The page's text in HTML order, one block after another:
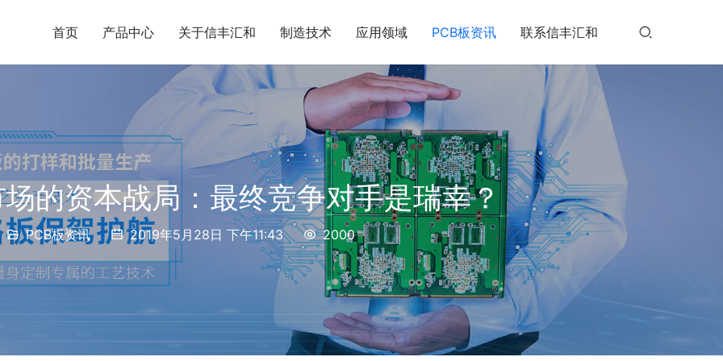
首页 产品中心 关于信丰汇和 制造技术 应用领域 PCB板资讯 联系信丰汇和
的资本战局：最终竞争对手是瑞幸？
PCB板资讯 2019年5月28日 下午11:43 2000